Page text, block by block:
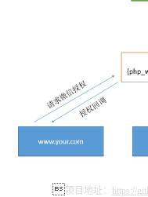
项目地址： https://